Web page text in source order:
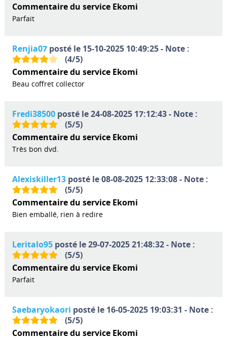
Commentaire du service Ekomi
Parfait
Renjia07posté le 15-10-2025 10:49:25 - Note :
(4/5)
Commentaire du service Ekomi
Beau coffret collector
Fredi38500posté le 24-08-2025 17:12:43 - Note :
(5/5)
Commentaire du service Ekomi
Très bon dvd.
Alexiskiller13posté le 08-08-2025 12:33:08 - Note :
(5/5)
Commentaire du service Ekomi
Bien emballé, rien à redire
Leritalo95posté le 29-07-2025 21:48:32 - Note :
(5/5)
Commentaire du service Ekomi
Parfait
Saebaryokaori posté le 16-05-2025 19:03:31 - Note :
(5/5)
Commentaire du service Ekomi